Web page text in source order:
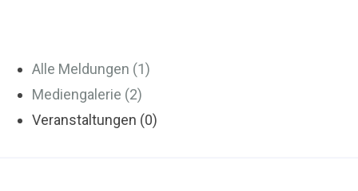
Alle Meldungen (1)
Mediengalerie (2)
Veranstaltungen (0)